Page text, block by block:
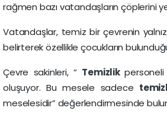
rağmen bazı vatandaşların çöplerini
Vatandaşlar, temiz bir çevrenin
belirterek özellikle çocukların
Çevre sakinleri, “ Temizlik
oluşuyor. Bu mesele sadece
meselesidir” değerlendirmesinde